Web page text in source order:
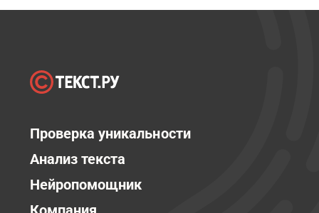
Проверка уникальности
Анализ текста
Нейропомощник